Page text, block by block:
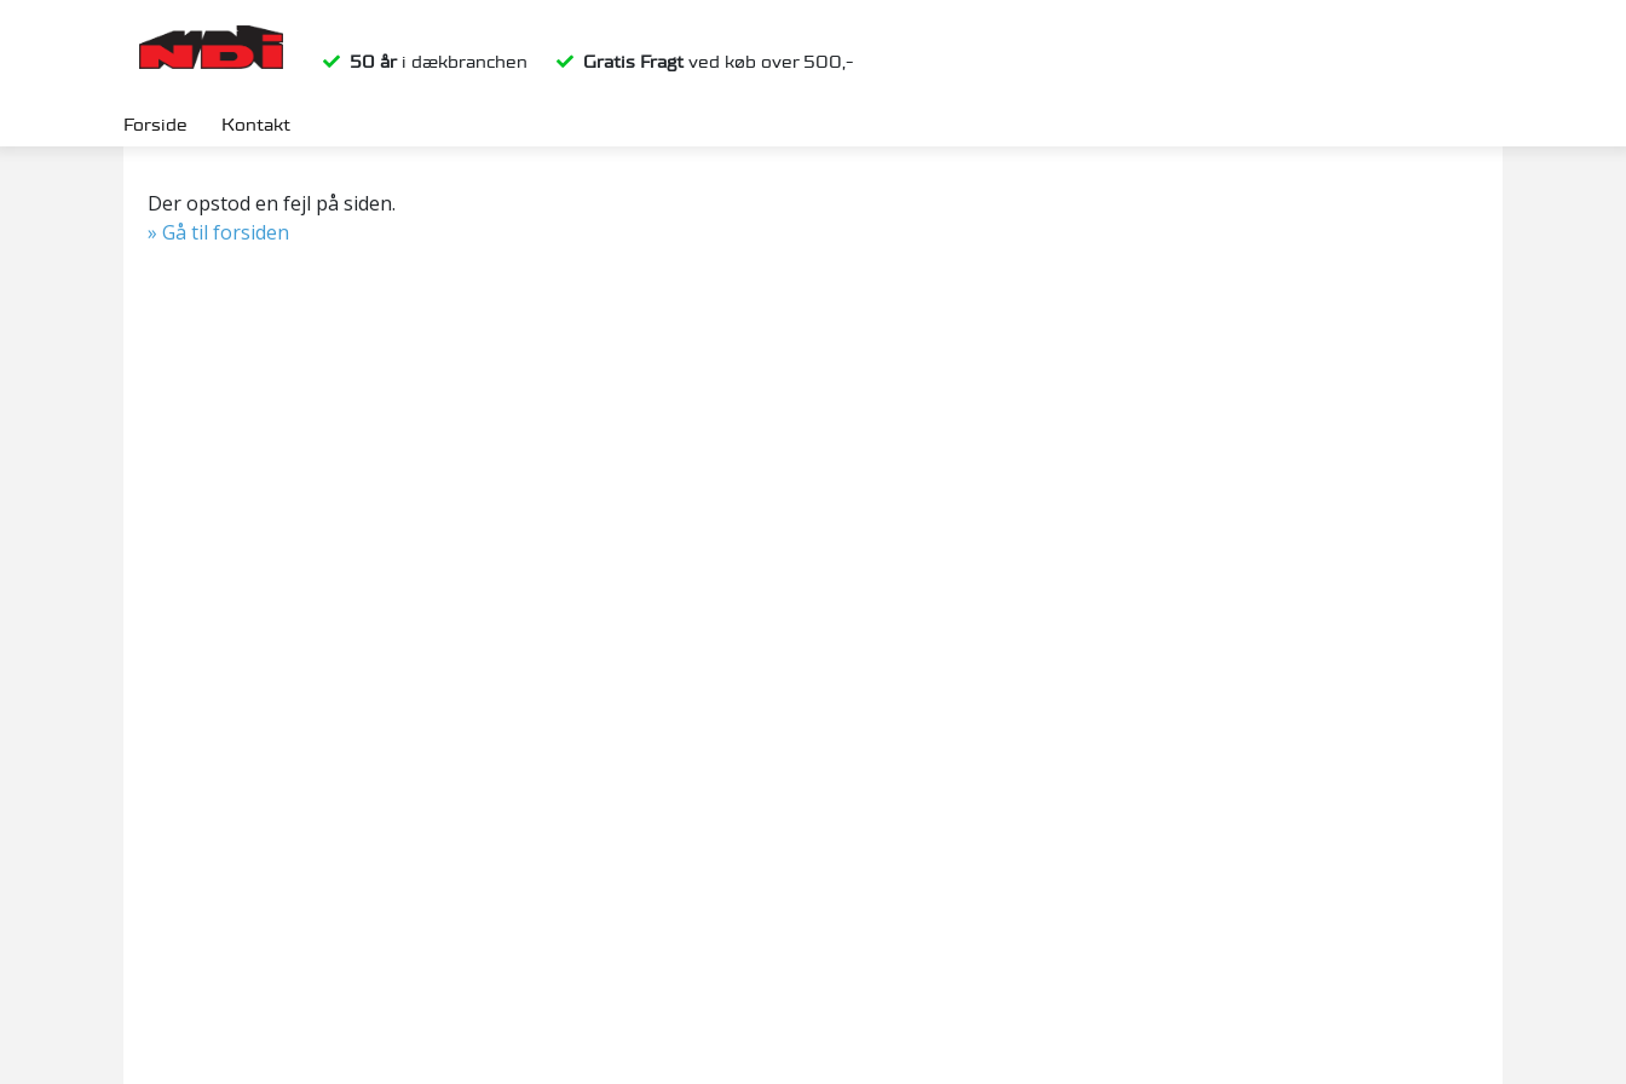
50 åri dækbranchen Gratis Fragtved køb over 500,-
Forside Kontakt
Der opstod en fejl på siden.
» Gå til forsiden